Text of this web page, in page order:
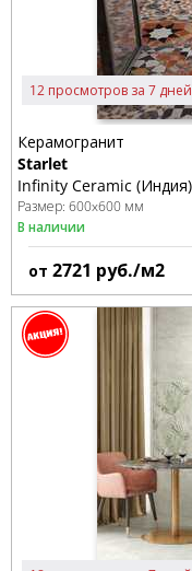
12 просмотров за 7 дней
Керамогранит
Starlet
Infinity Ceramic (Индия)
Размер: 600x600 мм
В наличии
от 2721 руб./м2